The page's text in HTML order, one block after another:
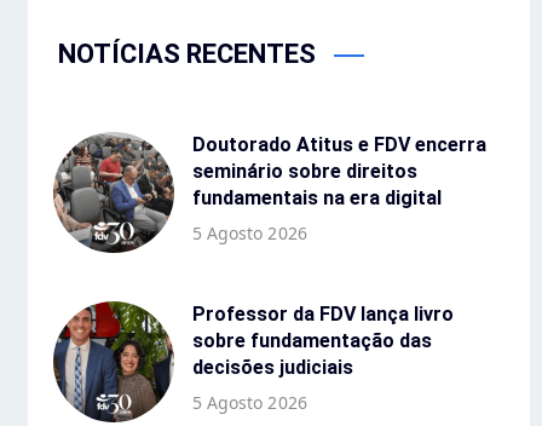
NOTÍCIAS RECENTES
Doutorado Atitus e FDV encerra
seminário sobre direitos
fundamentais na era digital
5 Agosto 2026
Professor da FDV lança livro
sobre fundamentação das
decisões judiciais
5 Agosto 2026